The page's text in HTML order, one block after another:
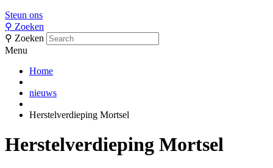
Steun ons
⚲ Zoeken
⚲ Zoeken
Menu
Home
nieuws
Herstelverdieping Mortsel
Herstelverdieping Mortsel